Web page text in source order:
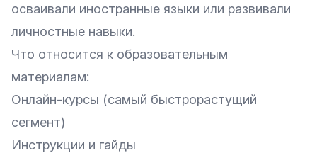
осваивали иностранные языки или развивали
личностные навыки.
Что относится к образовательным
материалам:
Онлайн-курсы (самый быстрорастущий
сегмент)
Инструкции и гайды